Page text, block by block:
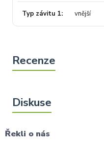
Typ závitu 1 vnější
Řekli o nás